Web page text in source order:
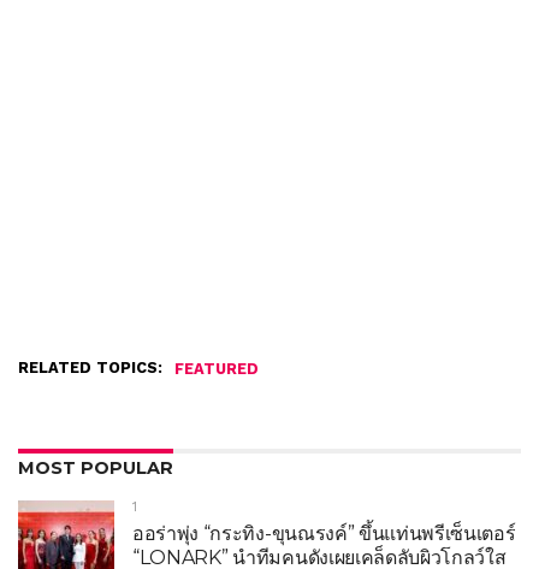
RELATED TOPICS: FEATURED
MOST POPULAR
1
ออร่าพุ่ง “กระทิง-ขุนณรงค์” ขึ้นแท่นพรีเซ็นเตอร์
“LONARK” นำทีมคนดังเผยเคล็ดลับผิวโกลว์ใส